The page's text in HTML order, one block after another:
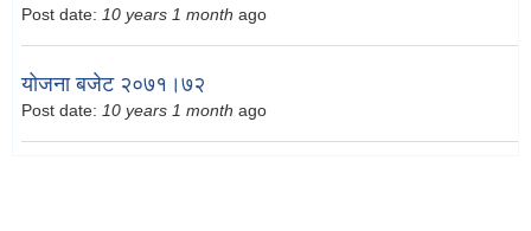
Post date: 10 years 1 month ago
योजना बजेट २०७१।७२
Post date: 10 years 1 month ago